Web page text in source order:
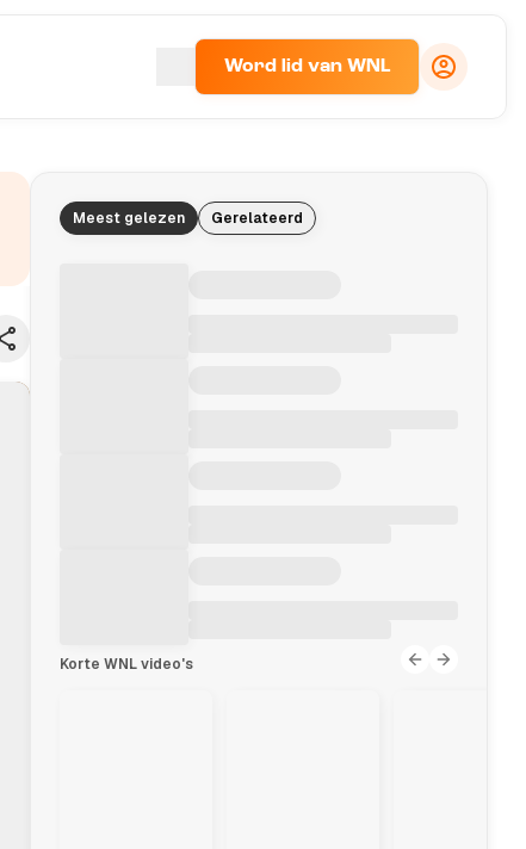
Word lid van WNL
Meest gelezen Gerelateerd
Korte WNL video's